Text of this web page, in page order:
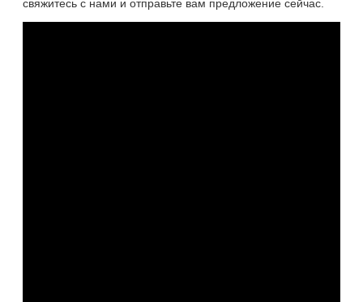
свяжитесь с нами и отправьте вам предложение сейчас.